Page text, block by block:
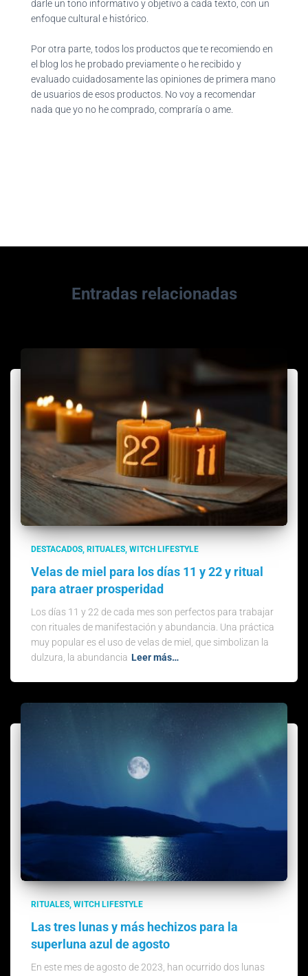
darle un tono informativo y objetivo a cada texto, con un
enfoque cultural e histórico.
Por otra parte, todos los productos que te recomiendo en
el blog los he probado previamente o he recibido y
evaluado cuidadosamente las opiniones de primera mano
de usuarios de esos productos. No voy a recomendar
nada que yo no he comprado, compraría o ame.
Entradas relacionadas
DESTACADOS RITUALES WITCH LIFESTYLE
Velas de miel para los días 11 y 22 y ritual
para atraer prosperidad
Los días 11 y 22 de cada mes son perfectos para trabajar
con rituales de manifestación y abundancia. Una práctica
muy popular es el uso de velas de miel, que simbolizan la
dulzura, la abundancia Leer más…
RITUALES WITCH LIFESTYLE
Las tres lunas y más hechizos para la
superluna azul de agosto
En este mes de agosto de 2023, han ocurrido dos lunas